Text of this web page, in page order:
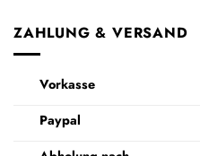
ZAHLUNG & VERSAND
Vorkasse
Paypal